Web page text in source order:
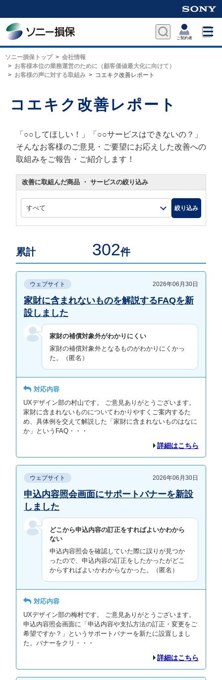
ソニー損保トップ
会社情報
お客様本位の業務運営のために（顧客価値最大化に向けて）
お客様の声に対する取組み
コエキク改善レポート
コエキク改善レポート
「○○してほしい！」「○○サービスはできないの？」
そんなお客様のご意見・ご要望にお応えした改善への
取組みをご報告・ご紹介します！
改善に取組んだ商品 ・ サービスの絞り込み
累計 302件
ウェブサイト 2026年06月30日
家財に含まれないものを解説するFAQを新
設しました
家財の補償対象外がわかりにくい
家財の補償対象外となるものがわかりにくかっ
た。（匿名）
対応内容
UXデザイン部の村山です。 ご意見ありがとうございます。
家財に含まれないものについてわかりやすくご案内するた
め、具体例を交えて解説した「家財に含まれないものはなに
か」というFAQ・・・
詳細はこちら
ウェブサイト 2026年06月30日
申込内容照会画面にサポートバナーを新設
しました
どこから申込内容の訂正をすればよいかわから
ない
申込内容照会を確認していた際に誤りが見つか
ったので、申込内容の訂正をしたかったがどこ
からすればよいかわからなかった。（匿名）
対応内容
UXデザイン部の梅村です。 ご意見ありがとうございます。
申込内容照会画面に「申込内容や支払方法の訂正・変更をご
希望ですか？」というサポートバナーを新たに設置しまし
た。バナーをクリ・・・
詳細はこちら